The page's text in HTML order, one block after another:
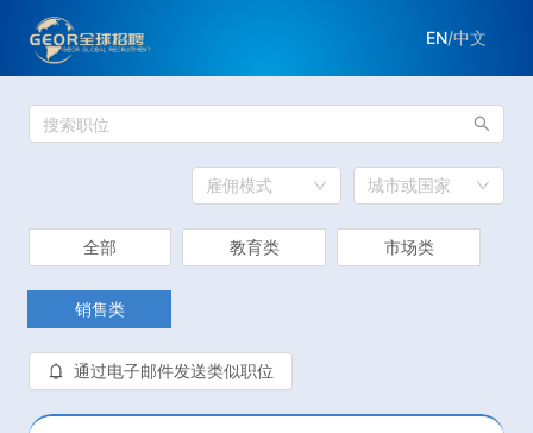
EN/中文
雇佣模式 城市或国家
全部 教育类 市场类
销售类
通过电子邮件发送类似职位